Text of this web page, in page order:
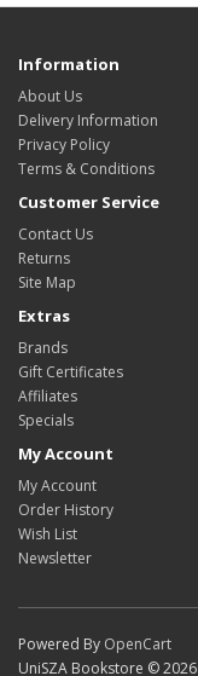
Information
About Us
Delivery Information
Privacy Policy
Terms & Conditions
Customer Service
Contact Us
Returns
Site Map
Extras
Brands
Gift Certificates
Affiliates
Specials
My Account
My Account
Order History
Wish List
Newsletter
Powered By OpenCart
UniSZA Bookstore © 2026